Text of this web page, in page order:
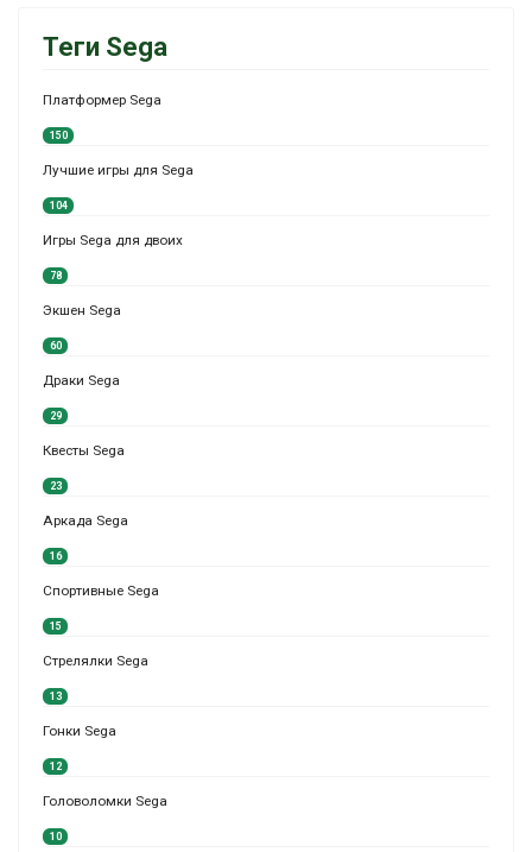
Теги Sega
Платформер Sega
150
Лучшие игры для Sega
104
Игры Sega для двоих
78
Экшен Sega
60
Драки Sega
29
Квесты Sega
23
Аркада Sega
16
Спортивные Sega
15
Стрелялки Sega
13
Гонки Sega
12
Головоломки Sega
10